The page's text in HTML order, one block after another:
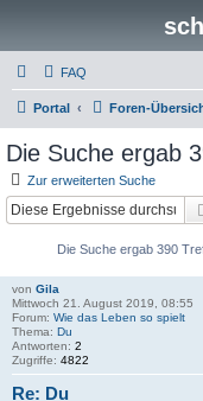
FAQ
Portal Foren-
Die Suche ergab
Zur erweiterten Suche
Die Suche ergab 390
von Gila
Mittwoch 21. August 2019, 08:55
Forum: Wie das Leben so spielt
Thema: Du
Antworten: 2
Zugriffe: 4822
Re: Du